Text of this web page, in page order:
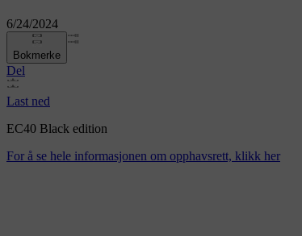
6/24/2024
Bokmerke
Del
Last ned
EC40 Black edition
For å se hele informasjonen om opphavsrett, klikk her